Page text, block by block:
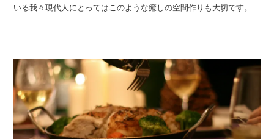
いる我々現代人にとってはこのような癒しの空間作りも大切です。